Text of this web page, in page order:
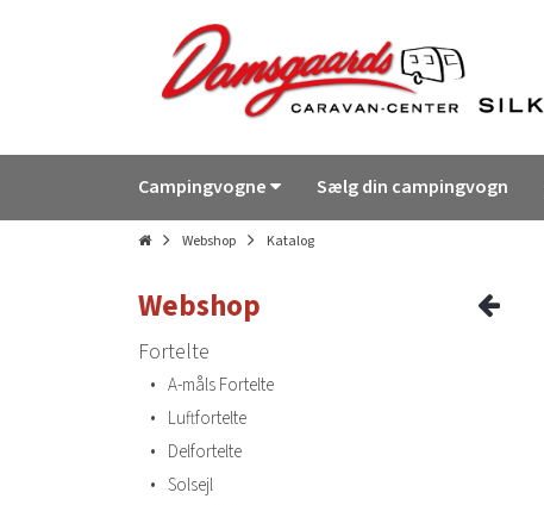
Campingvogne Sælg din campingvogn
Webshop Katalog
Webshop
Fortelte
• A-måls Fortelte
• Luftfortelte
• Delfortelte
• Solsejl